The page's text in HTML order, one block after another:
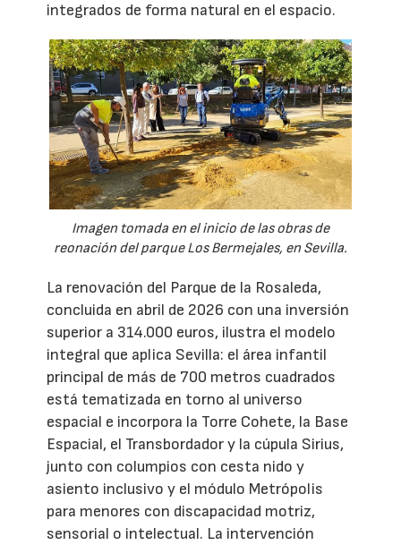
integrados de forma natural en el espacio.
Imagen tomada en el inicio de las obras de
reonación del parque Los Bermejales, en Sevilla.
La renovación del Parque de la Rosaleda,
concluida en abril de 2026 con una inversión
superior a 314.000 euros, ilustra el modelo
integral que aplica Sevilla: el área infantil
principal de más de 700 metros cuadrados
está tematizada en torno al universo
espacial e incorpora la Torre Cohete, la Base
Espacial, el Transbordador y la cúpula Sirius,
junto con columpios con cesta nido y
asiento inclusivo y el módulo Metrópolis
para menores con discapacidad motriz,
sensorial o intelectual. La intervención